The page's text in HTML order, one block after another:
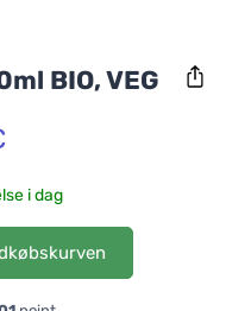
BIO, VEG
i dag